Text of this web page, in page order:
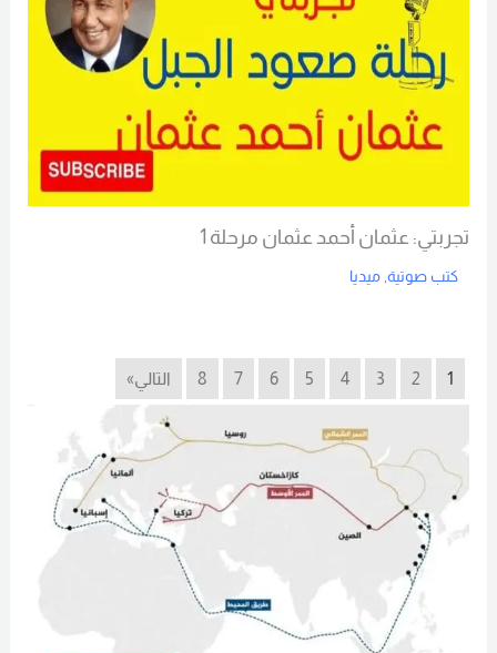
تجربتي: عثمان أحمد عثمان مرحلة 1
كتب صوتية, ميديا
1
2
3
4
5
6
7
8 التالي»